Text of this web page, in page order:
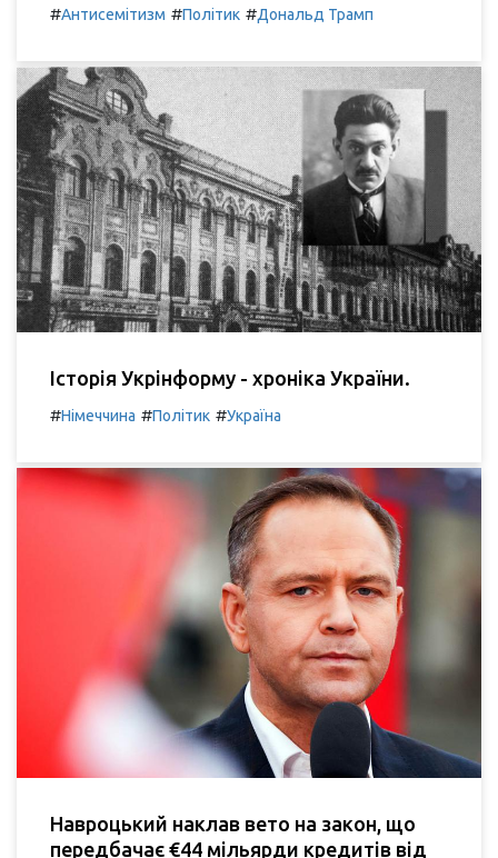
#Антисемітизм #Політик #Дональд Трамп
Історія Укрінформу - хроніка України.
#Німеччина #Політик #Україна
Навроцький наклав вето на закон, що
передбачає €44 мільярди кредитів від